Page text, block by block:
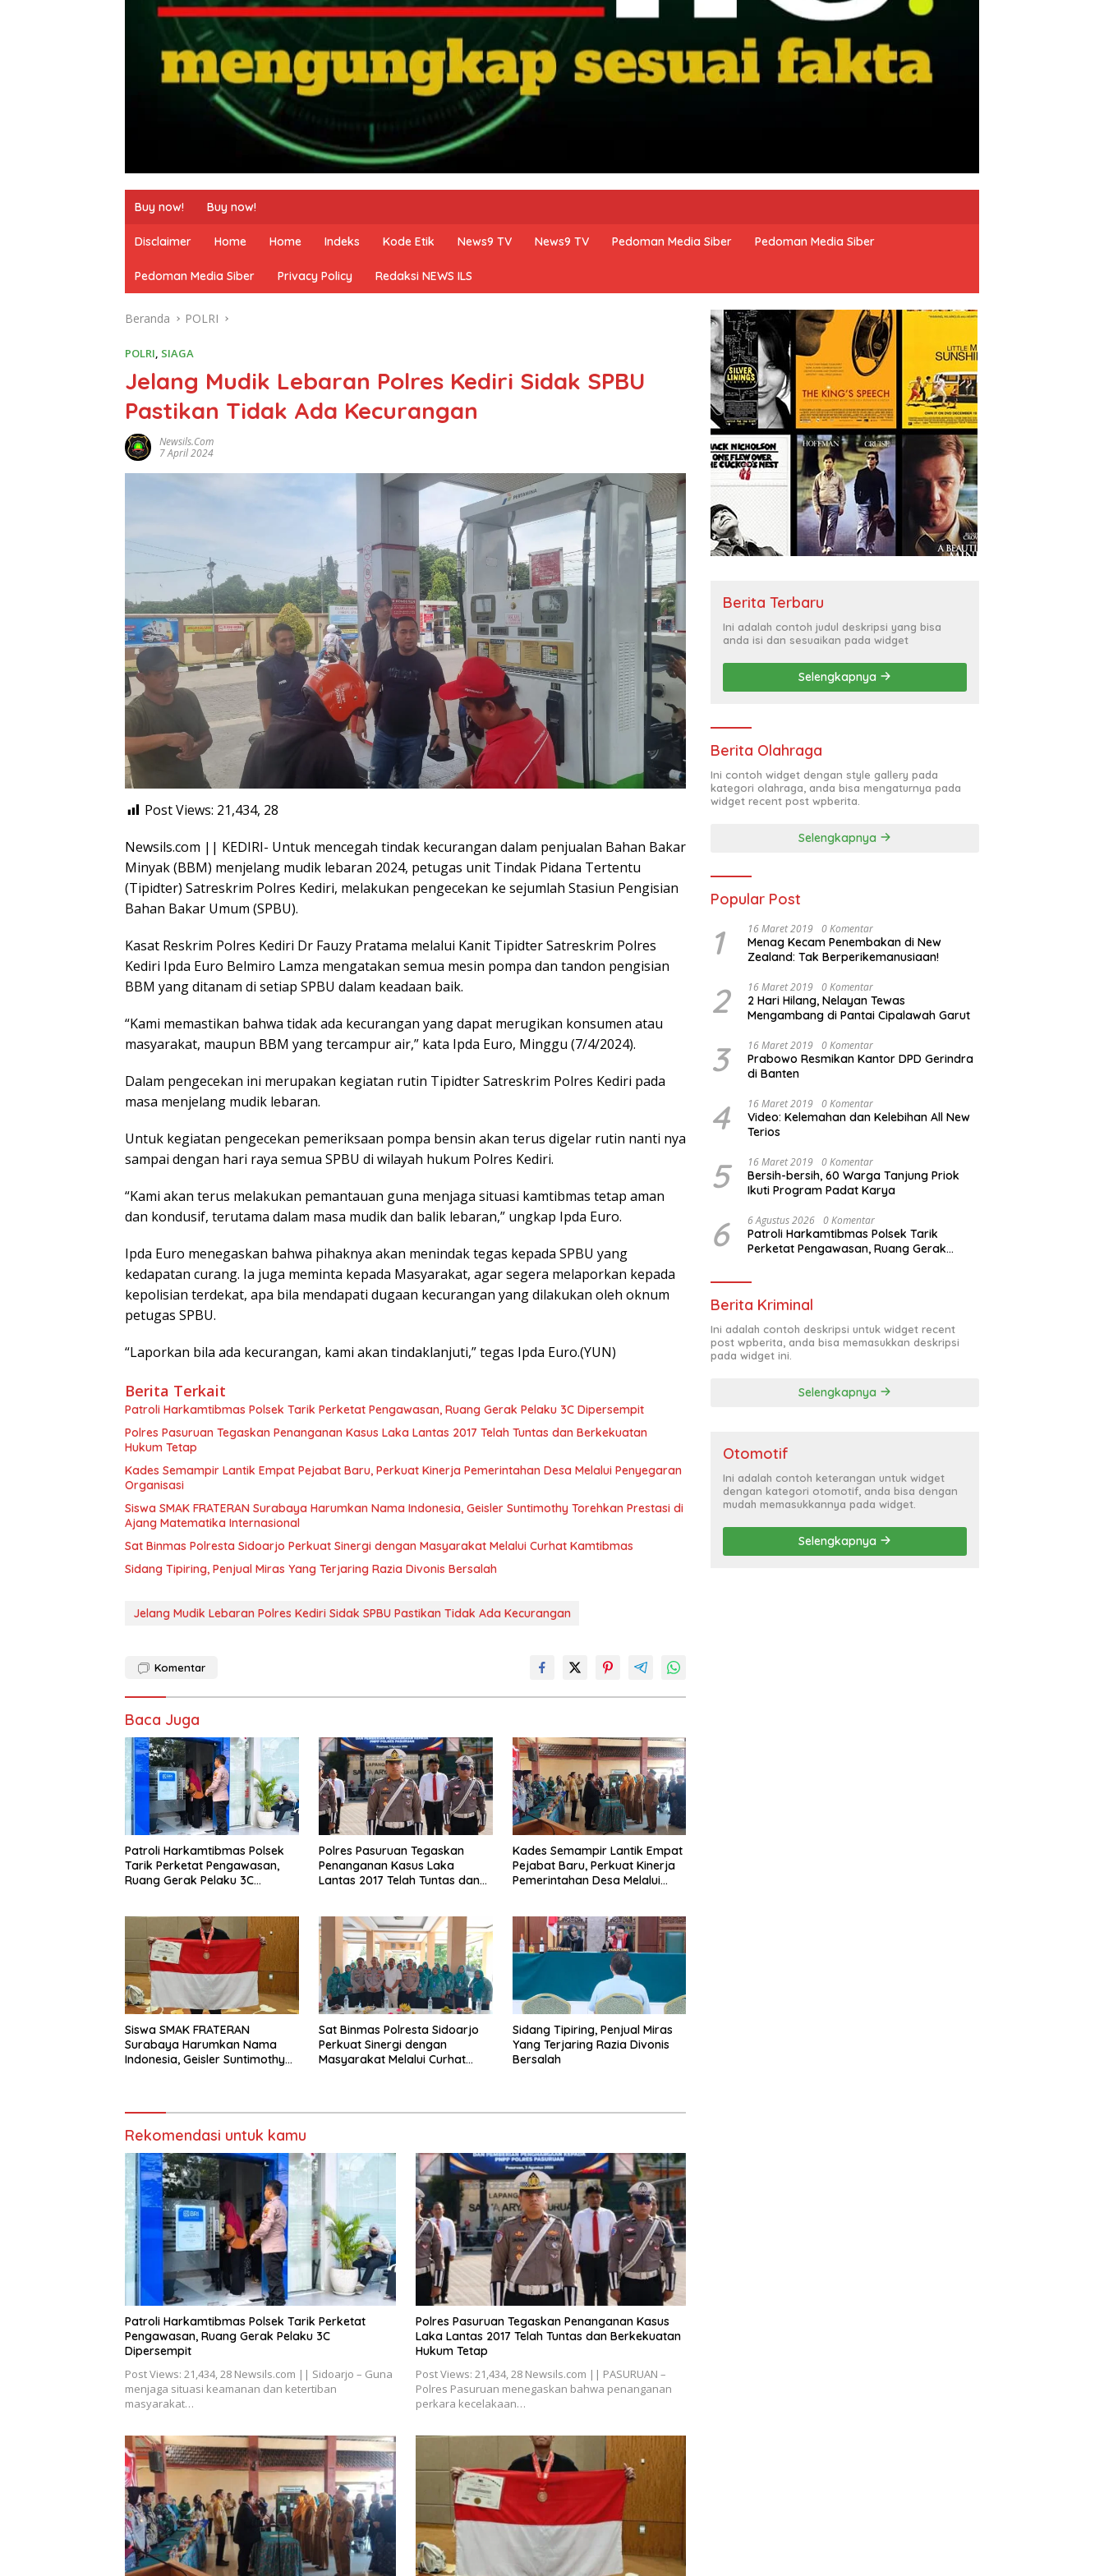
Buy now! Buy now!
Disclaimer Home Home Indeks Kode Etik News9 TV News9 TV Pedoman Media Siber Pedoman Media Siber
Pedoman Media Siber Privacy Policy Redaksi NEWS ILS
Beranda POLRI
POLRI SIAGA
Jelang Mudik Lebaran Polres Kediri Sidak SPBU
Pastikan Tidak Ada Kecurangan
Newsils.com
7 April 2024
Post Views: 21,434, 28
Newsils.com || KEDIRI- Untuk mencegah tindak kecurangan dalam penjualan Bahan Bakar
Minyak (BBM) menjelang mudik lebaran 2024, petugas unit Tindak Pidana Tertentu
(Tipidter) Satreskrim Polres Kediri, melakukan pengecekan ke sejumlah Stasiun Pengisian
Bahan Bakar Umum (SPBU).
Kasat Reskrim Polres Kediri Dr Fauzy Pratama melalui Kanit Tipidter Satreskrim Polres
Kediri Ipda Euro Belmiro Lamza mengatakan semua mesin pompa dan tandon pengisian
BBM yang ditanam di setiap SPBU dalam keadaan baik.
“Kami memastikan bahwa tidak ada kecurangan yang dapat merugikan konsumen atau
masyarakat, maupun BBM yang tercampur air,” kata Ipda Euro, Minggu (7/4/2024).
Dalam pengecekan ini merupakan kegiatan rutin Tipidter Satreskrim Polres Kediri pada
masa menjelang mudik lebaran.
Untuk kegiatan pengecekan pemeriksaan pompa bensin akan terus digelar rutin nanti nya
sampai dengan hari raya semua SPBU di wilayah hukum Polres Kediri.
“Kami akan terus melakukan pemantauan guna menjaga situasi kamtibmas tetap aman
dan kondusif, terutama dalam masa mudik dan balik lebaran,” ungkap Ipda Euro.
Ipda Euro menegaskan bahwa pihaknya akan menindak tegas kepada SPBU yang
kedapatan curang. Ia juga meminta kepada Masyarakat, agar segera melaporkan kepada
kepolisian terdekat, apa bila mendapati dugaan kecurangan yang dilakukan oleh oknum
petugas SPBU.
“Laporkan bila ada kecurangan, kami akan tindaklanjuti,” tegas Ipda Euro.(YUN)
Berita Terkait
Patroli Harkamtibmas Polsek Tarik Perketat Pengawasan, Ruang Gerak Pelaku 3C Dipersempit
Polres Pasuruan Tegaskan Penanganan Kasus Laka Lantas 2017 Telah Tuntas dan Berkekuatan
Hukum Tetap
Kades Semampir Lantik Empat Pejabat Baru, Perkuat Kinerja Pemerintahan Desa Melalui Penyegaran
Organisasi
Siswa SMAK FRATERAN Surabaya Harumkan Nama Indonesia, Geisler Suntimothy Torehkan Prestasi di
Ajang Matematika Internasional
Sat Binmas Polresta Sidoarjo Perkuat Sinergi dengan Masyarakat Melalui Curhat Kamtibmas
Sidang Tipiring, Penjual Miras Yang Terjaring Razia Divonis Bersalah
Jelang Mudik Lebaran Polres Kediri Sidak SPBU Pastikan Tidak Ada Kecurangan
Komentar
Baca Juga
Patroli Harkamtibmas Polsek
Tarik Perketat Pengawasan,
Ruang Gerak Pelaku 3C
Polres Pasuruan Tegaskan
Penanganan Kasus Laka
Lantas 2017 Telah Tuntas dan
Kades Semampir Lantik Empat
Pejabat Baru, Perkuat Kinerja
Pemerintahan Desa Melalui
Siswa SMAK FRATERAN
Surabaya Harumkan Nama
Indonesia, Geisler Suntimothy
Sat Binmas Polresta Sidoarjo
Perkuat Sinergi dengan
Masyarakat Melalui Curhat
Sidang Tipiring, Penjual Miras
Yang Terjaring Razia Divonis
Bersalah
Rekomendasi untuk kamu
Patroli Harkamtibmas Polsek Tarik Perketat
Pengawasan, Ruang Gerak Pelaku 3C
Dipersempit
Post Views: 21,434, 28 Newsils.com || Sidoarjo – Guna
menjaga situasi keamanan dan ketertiban
masyarakat…
Polres Pasuruan Tegaskan Penanganan Kasus
Laka Lantas 2017 Telah Tuntas dan Berkekuatan
Hukum Tetap
Post Views: 21,434, 28 Newsils.com || PASURUAN –
Polres Pasuruan menegaskan bahwa penanganan
perkara kecelakaan…
Berita Terbaru
Ini adalah contoh judul deskripsi yang bisa
anda isi dan sesuaikan pada widget
Selengkapnya
Berita Olahraga
Ini contoh widget dengan style gallery pada
kategori olahraga, anda bisa mengaturnya pada
widget recent post wpberita.
Selengkapnya
Popular Post
1 16 Maret 2019 0 Komentar
Menag Kecam Penembakan di New
Zealand: Tak Berperikemanusiaan!
2 16 Maret 2019 0 Komentar
2 Hari Hilang, Nelayan Tewas
Mengambang di Pantai Cipalawah Garut
3 16 Maret 2019 0 Komentar
Prabowo Resmikan Kantor DPD Gerindra
di Banten
4 16 Maret 2019 0 Komentar
Video: Kelemahan dan Kelebihan All New
Terios
5 16 Maret 2019 0 Komentar
Bersih-bersih, 60 Warga Tanjung Priok
Ikuti Program Padat Karya
6 6 Agustus 2026 0 Komentar
Patroli Harkamtibmas Polsek Tarik
Perketat Pengawasan, Ruang Gerak
Berita Kriminal
Ini adalah contoh deskripsi untuk widget recent
post wpberita, anda bisa memasukkan deskripsi
pada widget ini.
Selengkapnya
Otomotif
Ini adalah contoh keterangan untuk widget
dengan kategori otomotif, anda bisa dengan
mudah memasukkannya pada widget.
Selengkapnya